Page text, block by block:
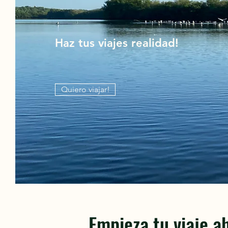
Haz tus viajes realidad!
Quiero viajar!